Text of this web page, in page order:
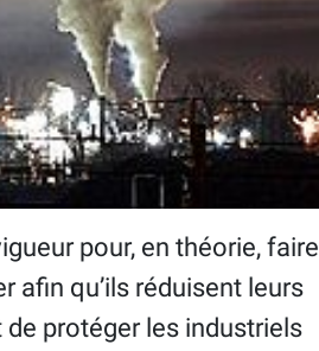
pour, en théorie, faire
afin qu’ils réduisent leurs
de protéger les industriels